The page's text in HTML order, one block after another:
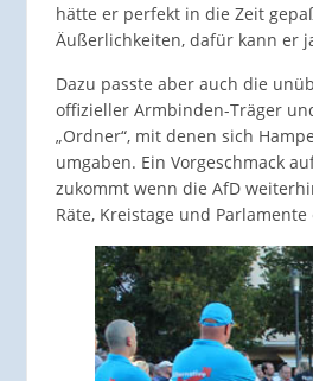
hätte er perfekt in die Zeit
Äußerlichkeiten, dafür kann er
Dazu passte aber auch die
offizieller Armbinden-Träger
„Ordner“, mit denen sich
umgaben. Ein Vorgeschmack
zukommt wenn die AfD
Räte, Kreistage und